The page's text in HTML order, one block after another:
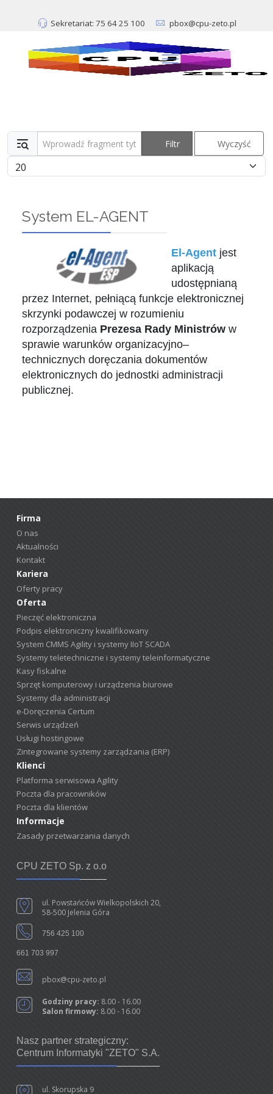
Sekretariat: 75 64 25 100 pbox@cpu-zeto.pl
Wprowadź fragment tytułu Filtr Wyczyść
Pokaż #
System EL-AGENT
El-Agent jest
aplikacją
udostępnianą
przez Internet, pełniącą funkcje elektronicznej
skrzynki podawczej w rozumieniu
rozporządzenia Prezesa Rady Ministrów w
sprawie warunków organizacyjno–
technicznych doręczania dokumentów
elektronicznych do jednostki administracji
publicznej.
Firma
O nas
Aktualności
Kontakt
Kariera
Oferty pracy
Oferta
Pieczęć elektroniczna
Podpis elektroniczny kwalifikowany
System CMMS Agility i systemy IIoT SCADA
Systemy teletechniczne i systemy teleinformatyczne
Kasy fiskalne
Sprzęt komputerowy i urządzenia biurowe
Systemy dla administracji
e-Doręczenia Certum
Serwis urządzeń
Usługi hostingowe
Zintegrowane systemy zarządzania (ERP)
Klienci
Platforma serwisowa Agility
Poczta dla pracowników
Poczta dla klientów
Informacje
Zasady przetwarzania danych
CPU ZETO Sp. z o.o
ul. Powstańców Wielkopolskich 20,
58-500 Jelenia Góra
756 425 100
661 703 997
pbox@cpu-zeto.pl
Godziny pracy: 8.00 - 16.00
Salon firmowy: 8.00 - 16.00
Nasz partner strategiczny:
Centrum Informatyki "ZETO" S.A.
ul. Skorupska 9